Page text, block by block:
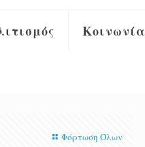
Κοινωνία
Φόρτωση Όλων